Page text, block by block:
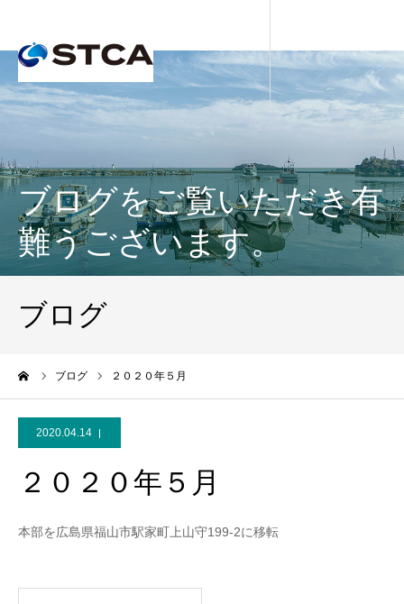
ブログをご覧いただき有
難うございます。
ブログ
ブログ ２０２０年５月
2020.04.14
２０２０年５月
本部を広島県福山市駅家町上山守199-2に移転